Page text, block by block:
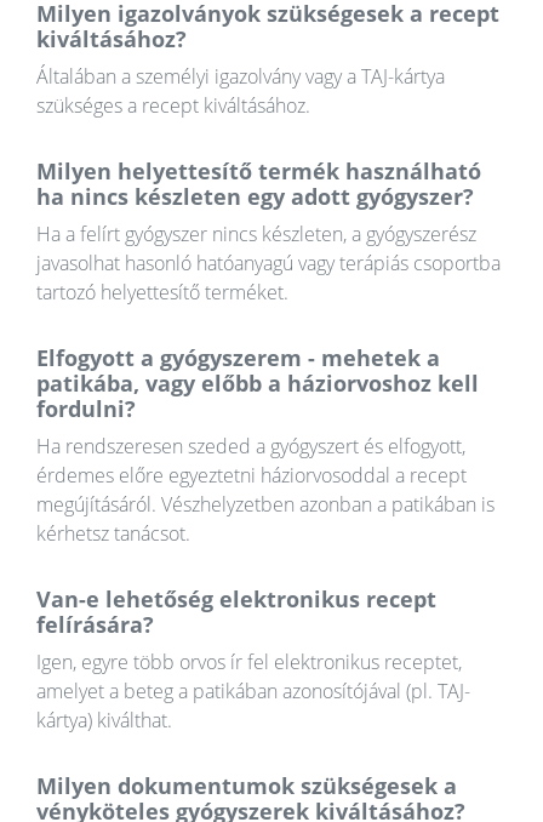
Milyen igazolványok szükségesek a recept
kiváltásához?
Általában a személyi igazolvány vagy a TAJ-kártya
szükséges a recept kiváltásához.
Milyen helyettesítő termék használható
ha nincs készleten egy adott gyógyszer?
Ha a felírt gyógyszer nincs készleten, a gyógyszerész
javasolhat hasonló hatóanyagú vagy terápiás csoportba
tartozó helyettesítő terméket.
Elfogyott a gyógyszerem - mehetek a
patikába, vagy előbb a háziorvoshoz kell
fordulni?
Ha rendszeresen szeded a gyógyszert és elfogyott,
érdemes előre egyeztetni háziorvosoddal a recept
megújításáról. Vészhelyzetben azonban a patikában is
kérhetsz tanácsot.
Van-e lehetőség elektronikus recept
felírására?
Igen, egyre több orvos ír fel elektronikus receptet,
amelyet a beteg a patikában azonosítójával (pl. TAJ-
kártya) kiválthat.
Milyen dokumentumok szükségesek a
vényköteles gyógyszerek kiváltásához?